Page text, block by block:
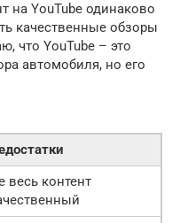
на YouTube одинаково
качественные обзоры
что YouTube – это
автомобиля, но его
весь контент